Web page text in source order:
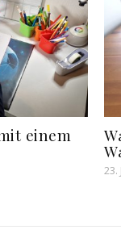
einem